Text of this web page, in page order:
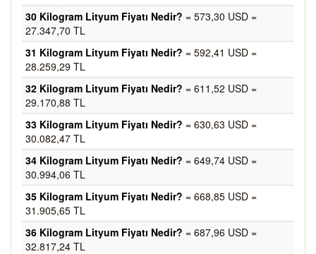
30 Kilogram Lityum Fiyatı Nedir? = 573,30 USD =
27.347,70 TL
31 Kilogram Lityum Fiyatı Nedir? = 592,41 USD =
28.259,29 TL
32 Kilogram Lityum Fiyatı Nedir? = 611,52 USD =
29.170,88 TL
33 Kilogram Lityum Fiyatı Nedir? = 630,63 USD =
30.082,47 TL
34 Kilogram Lityum Fiyatı Nedir? = 649,74 USD =
30.994,06 TL
35 Kilogram Lityum Fiyatı Nedir? = 668,85 USD =
31.905,65 TL
36 Kilogram Lityum Fiyatı Nedir? = 687,96 USD =
32.817,24 TL